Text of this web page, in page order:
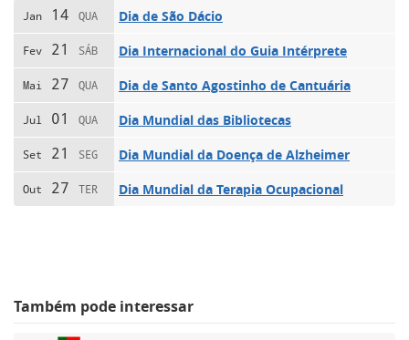
Jan 14 QUA Dia de São Dácio
Fev 21 SÁB Dia Internacional do Guia Intérprete
Mai 27 QUA Dia de Santo Agostinho de Cantuária
Jul 01 QUA Dia Mundial das Bibliotecas
Set 21 SEG Dia Mundial da Doença de Alzheimer
Out 27 TER Dia Mundial da Terapia Ocupacional
Também pode interessar